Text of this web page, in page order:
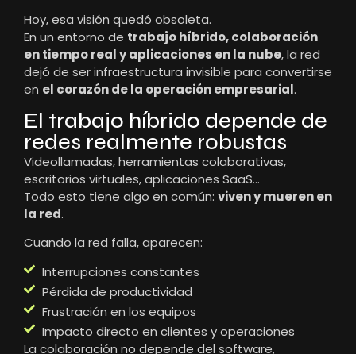
Hoy, esa visión quedó obsoleta.
En un entorno de trabajo híbrido, colaboración
en tiempo real y aplicaciones en la nube, la red
dejó de ser infraestructura invisible para convertirse
en el corazón de la operación empresarial.
El trabajo híbrido depende de
redes realmente robustas
Videollamadas, herramientas colaborativas,
escritorios virtuales, aplicaciones SaaS…
Todo esto tiene algo en común: viven y mueren en
la red.
Cuando la red falla, aparecen:
Interrupciones constantes
Pérdida de productividad
Frustración en los equipos
Impacto directo en clientes y operaciones
La colaboración no depende del software,